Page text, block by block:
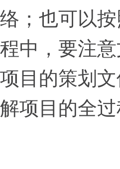
络；也可以
程中，要注
项目的策划
解项目的全过